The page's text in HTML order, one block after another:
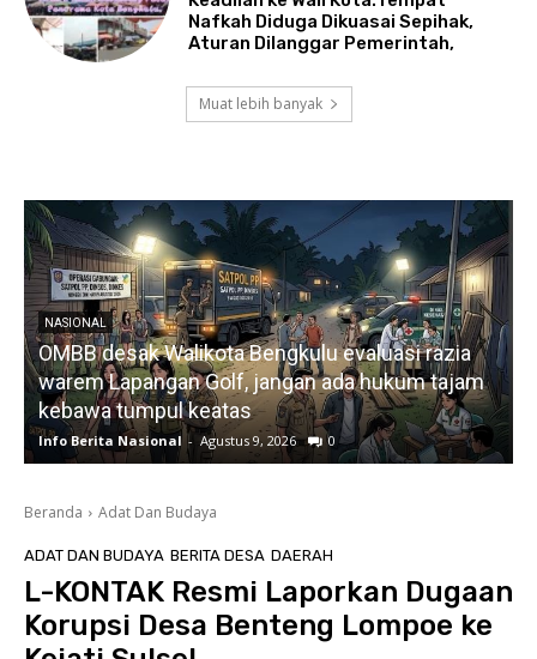
Nafkah Diduga Dikuasai Sepihak,
Aturan Dilanggar Pemerintah,
Muat lebih banyak